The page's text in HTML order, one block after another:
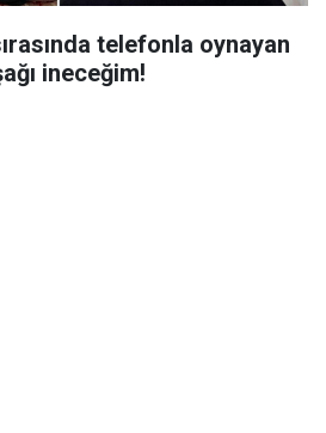
telefonla oynayan
ineceğim!